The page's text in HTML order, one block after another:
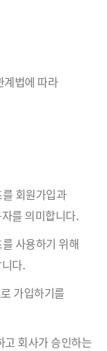
계법에 따라
회원가입과
를 의미합니다.
사용하기 위해
다.
가입하기를
고 회사가 승인하는